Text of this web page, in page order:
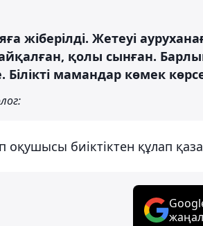
жіберілді. Жетеуі
қолы сынған.
мамандар көмек
оқушысы биіктіктен құлап